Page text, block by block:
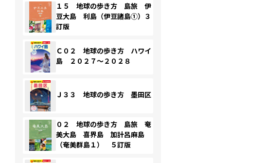
１５ 地球の歩き方 島旅 伊
豆大島 利島（伊豆諸島①）３
訂版
Ｃ０２ 地球の歩き方 ハワイ
島 ２０２７～２０２８
Ｊ３３ 地球の歩き方 墨田区
０２ 地球の歩き方 島旅 奄
美大島 喜界島 加計呂麻島
（奄美群島１） ５訂版